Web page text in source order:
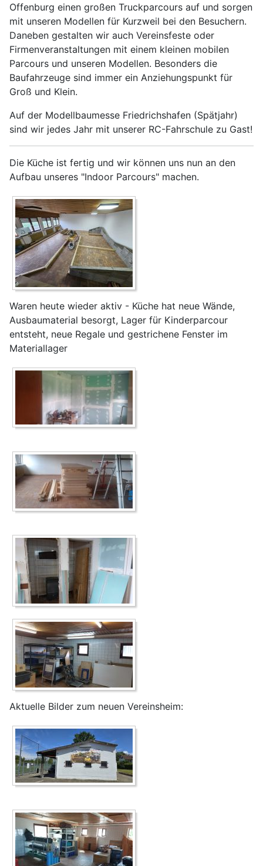
Offenburg einen großen Truckparcours auf und sorgen
mit unseren Modellen für Kurzweil bei den Besuchern.
Daneben gestalten wir auch Vereinsfeste oder
Firmenveranstaltungen mit einem kleinen mobilen
Parcours und unseren Modellen. Besonders die
Baufahrzeuge sind immer ein Anziehungspunkt für
Groß und Klein.
Auf der Modellbaumesse Friedrichshafen (Spätjahr)
sind wir jedes Jahr mit unserer RC-Fahrschule zu Gast!
Die Küche ist fertig und wir können uns nun an den
Aufbau unseres "Indoor Parcours" machen.
Waren heute wieder aktiv - Küche hat neue Wände,
Ausbaumaterial besorgt, Lager für Kinderparcour
entsteht, neue Regale und gestrichene Fenster im
Materiallager
Aktuelle Bilder zum neuen Vereinsheim: